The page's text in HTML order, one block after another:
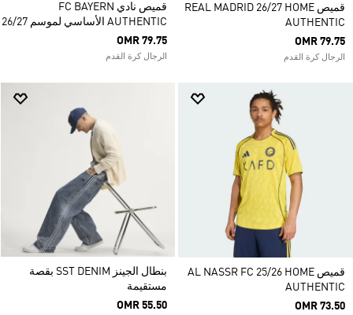
قميص REAL MADRID 26/27 HOME
AUTHENTIC
OMR 79.75
الرجال كرة القدم
قميص نادي FC BAYERN
AUTHENTIC الأساسي لموسم 26/27
OMR 79.75
الرجال كرة القدم
قميص AL NASSR FC 25/26 HOME
AUTHENTIC
OMR 73.50
بنطال الجينز SST DENIM بقصة
مستقيمة
OMR 55.50